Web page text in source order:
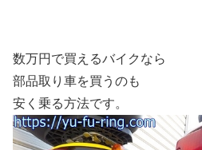
数万円で買えるバイクなら
部品取り車を買うのも
安く乗る方法です。